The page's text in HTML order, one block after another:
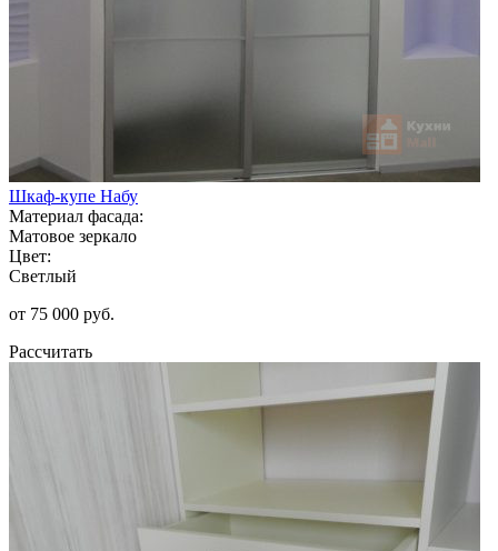
Шкаф-купе Набу
Материал фасада:
Матовое зеркало
Цвет:
Светлый
от 75 000 руб.
Рассчитать